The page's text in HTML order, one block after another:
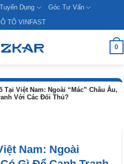
Tuyển Dụng
Góc Tư Vấn
TÔ VINFAST
0
Tại Việt Nam: Ngoài “Mác” Châu Âu,
Với Các Đối Thủ?
Nam: Ngoài